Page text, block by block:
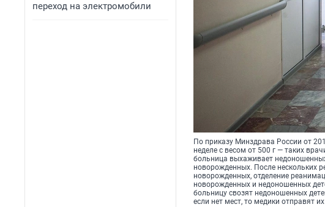
переход на электромобили
По приказу Минздрава России от
неделе с весом от 500 г — таких
больница выхаживает
новорожденных. После нескольких
новорожденных, отделение
новорожденных и недоношенных
больницу свозят недоношенных
если нет мест, то медики отправят